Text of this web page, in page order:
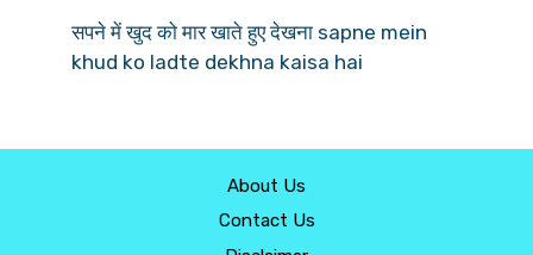
सपने में खुद को मार खाते हुए देखना sapne mein
khud ko ladte dekhna kaisa hai
About Us
Contact Us